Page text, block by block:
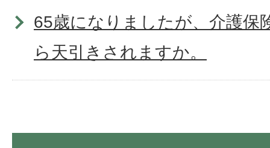
65歳になりましたが、介護保
ら天引きされますか。
で納めたいです。